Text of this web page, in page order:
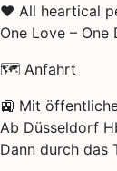
❤️ All heartical
One Love – One
🗺️ Anfahrt
🚉 Mit
Ab Düsseldorf
Dann durch das